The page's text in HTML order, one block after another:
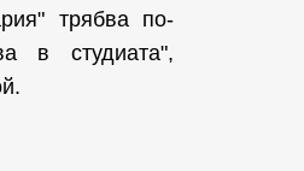
трябва по-
в студиата",